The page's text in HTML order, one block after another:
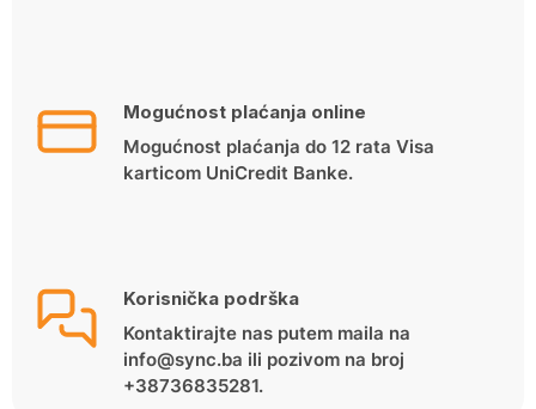
Mogućnost plaćanja online
Mogućnost plaćanja do 12 rata Visa
karticom UniCredit Banke.
Korisnička podrška
Kontaktirajte nas putem maila na
info@sync.ba ili pozivom na broj
+38736835281.